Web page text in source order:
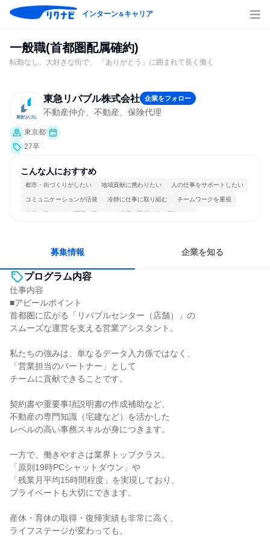
インターン＆キャリア
一般職(首都圏配属確約)
転勤なし。大好きな街で、 「ありがとう」に囲まれて長く働く
東急リバブル株式会社 企業をフォロー
不動産仲介、不動産、保険代理
東京都
27卒
こんな人におすすめ
都市・街づくりがしたい 地域貢献に携わりたい 人の仕事をサポートしたい
コミュニケーションが活発 冷静に仕事に取り組む チームワークを重視
女性が働きやすい環境で働ける 多様な職種の人と関われる
募集情報 企業を知る
プログラム内容
仕事内容
■アピールポイント
首都圏に広がる「リバブルセンター（店舗）」の
スムーズな運営を支える営業アシスタント。
私たちの強みは、単なるデータ入力係ではなく、
「営業担当のパートナー」として
チームに貢献できることです。
契約書や重要事項説明書の作成補助など、
不動産の専門知識（宅建など）を活かした
レベルの高い事務スキルが身につきます。
一方で、働きやすさは業界トップクラス。
「原則19時PCシャットダウン」や
「残業月平均15時間程度」を実現しており、
プライベートも大切にできます。
産休・育休の取得・復帰実績も非常に高く、
ライフステージが変わっても、